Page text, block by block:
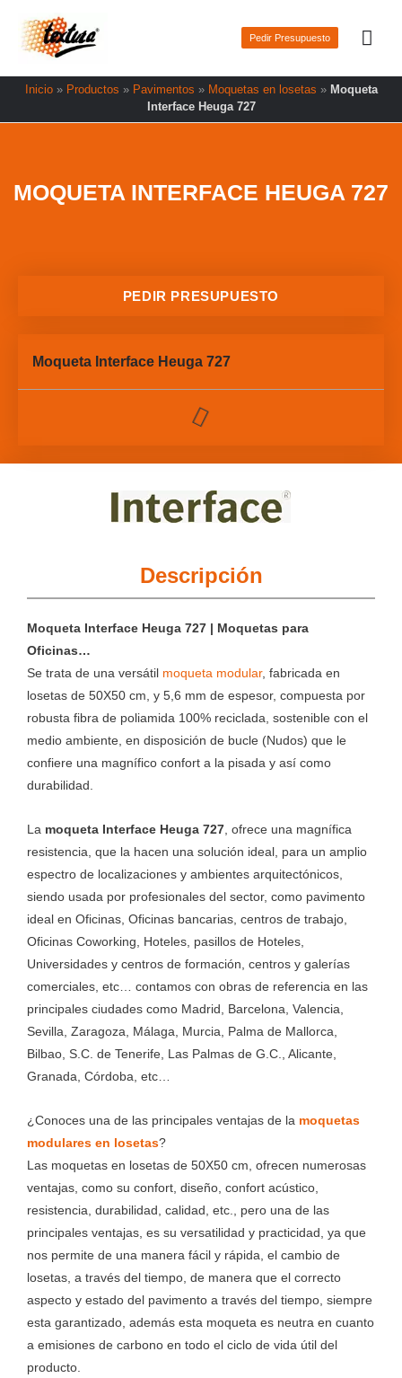
contenido
Pedir Presupuesto
Inicio» Productos » Pavimentos » Moquetas en losetas » Moqueta
Interface Heuga 727
MOQUETA INTERFACE HEUGA 727
Descripción
Moqueta Interface Heuga 727 | Moquetas para
Oficinas…
Se trata de una versátil moqueta modular, fabricada en
losetas de 50X50 cm, y 5,6 mm de espesor, compuesta por
robusta fibra de poliamida 100% reciclada, sostenible con el
medio ambiente, en disposición de bucle (Nudos) que le
confiere una magnífico confort a la pisada y así como
durabilidad.
La moqueta Interface Heuga 727 , ofrece una magnífica
resistencia, que la hacen una solución ideal, para un amplio
espectro de localizaciones y ambientes arquitectónicos,
siendo usada por profesionales del sector, como pavimento
ideal en Oficinas, Oficinas bancarias, centros de trabajo,
Oficinas Coworking, Hoteles, pasillos de Hoteles,
Universidades y centros de formación, centros y galerías
comerciales, etc… contamos con obras de referencia en las
principales ciudades como Madrid, Barcelona, Valencia,
Sevilla, Zaragoza, Málaga, Murcia, Palma de Mallorca,
Bilbao, S.C. de Tenerife, Las Palmas de G.C., Alicante,
Granada, Córdoba, etc…
¿Conoces una de las principales ventajas de la moquetas
modulares en losetas?
Las moquetas en losetas de 50X50 cm, ofrecen numerosas
ventajas, como su confort, diseño, confort acústico,
resistencia, durabilidad, calidad, etc., pero una de las
principales ventajas, es su versatilidad y practicidad, ya que
nos permite de una manera fácil y rápida, el cambio de
losetas, a través del tiempo, de manera que el correcto
aspecto y estado del pavimento a través del tiempo, siempre
esta garantizado, además esta moqueta es neutra en cuanto
a emisiones de carbono en todo el ciclo de vida útil del
producto.
PEDIR PRESUPUESTO
Moqueta Interface Heuga 727